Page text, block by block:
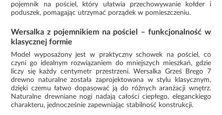
pojemnik na pościel, który ułatwia przechowywanie kołder i
poduszek, pomagając utrzymać porządek w pomieszczeniu.
Wersalka z pojemnikiem na pościel – funkcjonalność w
klasycznej formie
Model wyposażony jest w praktyczny schowek na pościel, co
czyni go idealnym rozwiązaniem do mniejszych mieszkań, gdzie
liczy się każdy centymetr przestrzeni. Wersalka Grześ Brego 7
drewno naturalne została zaprojektowana w stylu klasycznym,
dzięki czemu łatwo dopasować ją do różnych aranżacji wnętrz.
Naturalne drewniane nogi nadają całości ciepłego, eleganckiego
charakteru, jednocześnie zapewniając stabilność konstrukcji.